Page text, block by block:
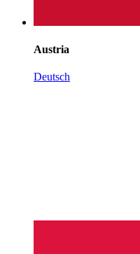
Austria
Deutsch